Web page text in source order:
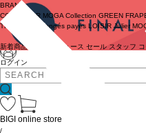
ログイン
BRAND
COUTURIER MOGA Collection GREEN
TRISTESSE
congés payés LOISIR Julier
新着商品 ニュース セール スタッフ
BIGI online store
/